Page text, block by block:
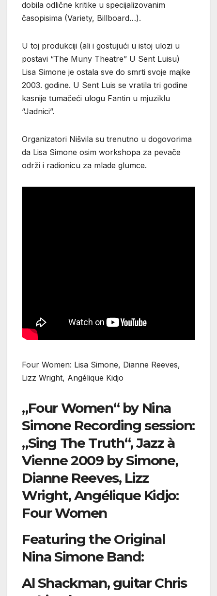
dobila odlične kritike u specijalizovanim
časopisima (Variety, Billboard…).
U toj produkciji (ali i gostujući u istoj ulozi u
postavi “The Muny Theatre” U Sent Luisu)
Lisa Simone je ostala sve do smrti svoje majke
2003. godine. U Sent Luis se vratila tri godine
kasnije tumačeći ulogu Fantin u mjuziklu
“Jadnici”.
Organizatori Nišvila su trenutno u dogovorima
da Lisa Simone osim workshopa za pevače
održi i radionicu za mlade glumce.
Four Women: Lisa Simone, Dianne Reeves,
Lizz Wright, Angélique Kidjo
„Four Women“ by Nina
Simone Recording session:
„Sing The Truth“, Jazz à
Vienne 2009 by Simone,
Dianne Reeves, Lizz
Wright, Angélique Kidjo:
Four Women
Featuring the Original
Nina Simone Band:
Al Shackman, guitar Chris